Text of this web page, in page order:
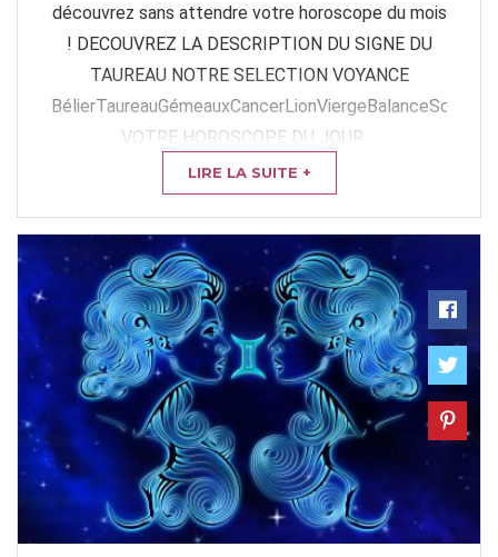
découvrez sans attendre votre horoscope du mois
! DECOUVREZ LA DESCRIPTION DU SIGNE DU
TAUREAU NOTRE SELECTION VOYANCE
VOTRE HOROSCOPE DU JOUR ...
LIRE LA SUITE +